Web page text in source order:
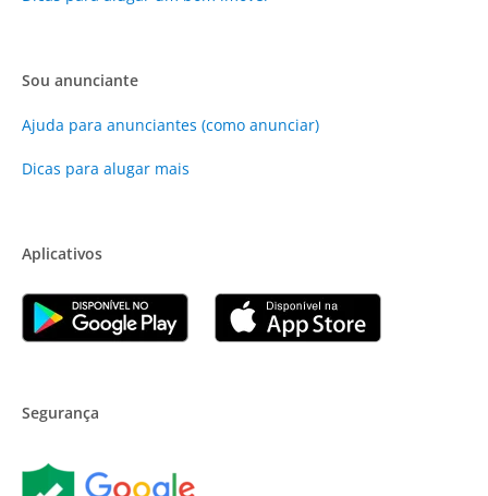
Sou anunciante
Ajuda para anunciantes (como anunciar)
Dicas para alugar mais
Aplicativos
Segurança